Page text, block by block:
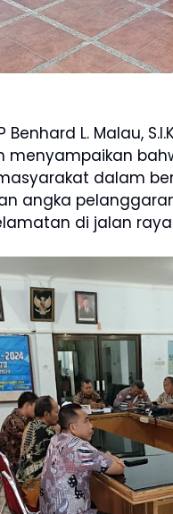
L. Malau,
menyampaikan
dalam
angka
di jalan